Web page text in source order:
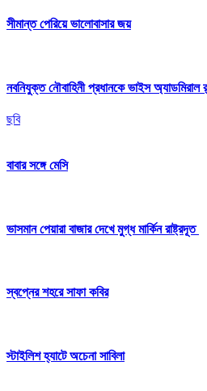
সীমান্ত পেরিয়ে ভালোবাসার জয়
নবনিযুক্ত নৌবাহিনী প্রধানকে ভাইস অ্যাডমিরাল
ছবি
বাবার সঙ্গে মেসি
ভাসমান পেয়ারা বাজার দেখে মুগ্ধ মার্কিন রাষ্ট্রদূত
স্বপ্নের শহরে সাফা কবির
স্টাইলিশ হ্যাটে অচেনা সাবিলা